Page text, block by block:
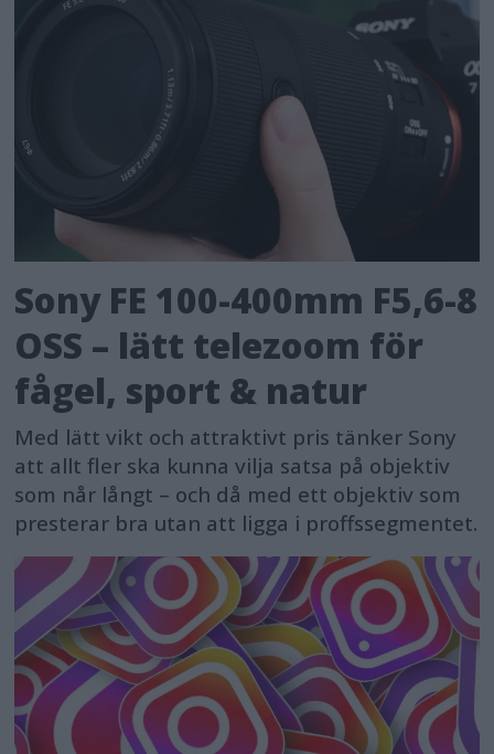
Sony FE 100-400mm F5,6-8
OSS – lätt telezoom för
fågel, sport & natur
Med lätt vikt och attraktivt pris tänker Sony
att allt fler ska kunna vilja satsa på objektiv
som når långt – och då med ett objektiv som
presterar bra utan att ligga i proffssegmentet.